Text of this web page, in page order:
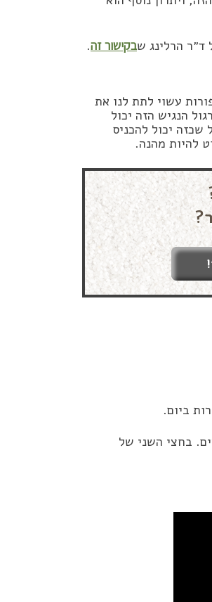
הרלינג שבקישור זה.
עשוי לתת לנו את
הנגיש הזה יכול
שכזה יכול להכניס
להיות מהנה.
ביום.
בחצי השני של